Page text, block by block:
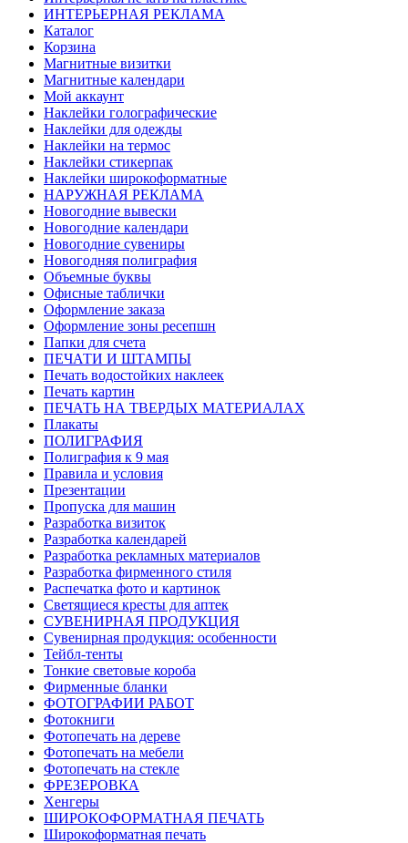
ИНТЕРЬЕРНАЯ РЕКЛАМА
Каталог
Корзина
Магнитные визитки
Магнитные календари
Мой аккаунт
Наклейки голографические
Наклейки для одежды
Наклейки на термос
Наклейки стикерпак
Наклейки широкоформатные
НАРУЖНАЯ РЕКЛАМА
Новогодние вывески
Новогодние календари
Новогодние сувениры
Новогодняя полиграфия
Объемные буквы
Офисные таблички
Оформление заказа
Оформление зоны ресепшн
Папки для счета
ПЕЧАТИ И ШТАМПЫ
Печать водостойких наклеек
Печать картин
ПЕЧАТЬ НА ТВЕРДЫХ МАТЕРИАЛАХ
Плакаты
ПОЛИГРАФИЯ
Полиграфия к 9 мая
Правила и условия
Презентации
Пропуска для машин
Разработка визиток
Разработка календарей
Разработка рекламных материалов
Разработка фирменного стиля
Распечатка фото и картинок
Светящиеся кресты для аптек
СУВЕНИРНАЯ ПРОДУКЦИЯ
Сувенирная продукция: особенности
Тейбл-тенты
Тонкие световые короба
Фирменные бланки
ФОТОГРАФИИ РАБОТ
Фотокниги
Фотопечать на дереве
Фотопечать на мебели
Фотопечать на стекле
ФРЕЗЕРОВКА
Хенгеры
ШИРОКОФОРМАТНАЯ ПЕЧАТЬ
Широкоформатная печать